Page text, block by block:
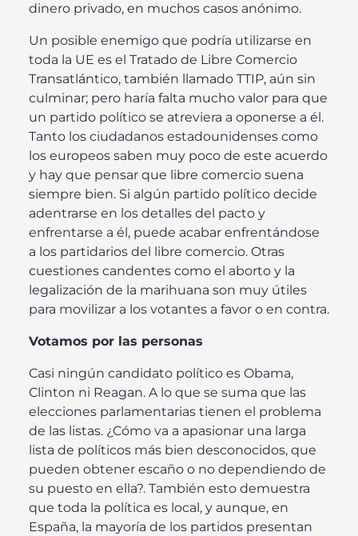
dinero privado, en muchos casos anónimo.
Un posible enemigo que podría utilizarse en
toda la UE es el Tratado de Libre Comercio
Transatlántico, también llamado TTIP, aún sin
culminar; pero haría falta mucho valor para que
un partido político se atreviera a oponerse a él.
Tanto los ciudadanos estadounidenses como
los europeos saben muy poco de este acuerdo
y hay que pensar que libre comercio suena
siempre bien. Si algún partido político decide
adentrarse en los detalles del pacto y
enfrentarse a él, puede acabar enfrentándose
a los partidarios del libre comercio. Otras
cuestiones candentes como el aborto y la
legalización de la marihuana son muy útiles
para movilizar a los votantes a favor o en contra.
Votamos por las personas
Casi ningún candidato político es Obama,
Clinton ni Reagan. A lo que se suma que las
elecciones parlamentarias tienen el problema
de las listas. ¿Cómo va a apasionar una larga
lista de políticos más bien desconocidos, que
pueden obtener escaño o no dependiendo de
su puesto en ella?. También esto demuestra
que toda la política es local, y aunque, en
España, la mayoría de los partidos presentan